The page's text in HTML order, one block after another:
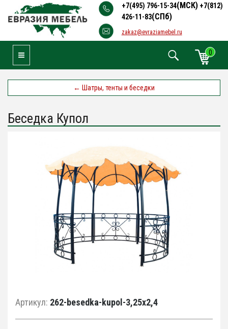
+7(495) 796-15-34(МСК) +7(812)
426-11-83(СПб)
zakaz@evraziamebel.ru
0
Toggle Navigation
← Шатры, тенты и беседки
Беседка Купол
Артикул: 262-besedka-kupol-3,25x2,4